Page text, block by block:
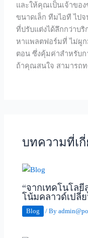
และให้คุณเป็นเจ้าขอ
ขนาดเล็ก ทีมไอที ไป
ที่ปรับแต่งได้ลึกกว่าบ
หาแพลตฟอร์มที่ ไม่ผูก
ตอน ซึ่งคุ้มค่าสำหรับก
ถ้าคุณสนใจ สามารถ
บทความที่เกี่
“จากเทคโนโลยี
โน้มคลาวด์เปลี่
Blog / By